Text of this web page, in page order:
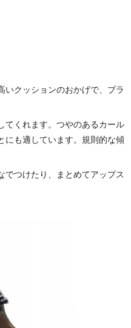
いクッションのおかげで、ブラ
てくれます。つやのあるカール
にも適しています。規則的な傾
でつけたり、まとめてアップス